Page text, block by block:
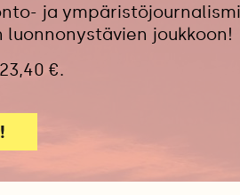
ja
luonnonystävien joukkoon!
€.